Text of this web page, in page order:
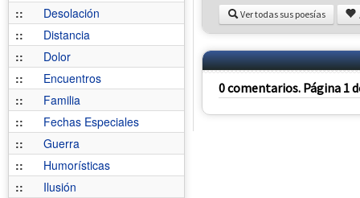
::
Desolación
::
Distancia
::
Dolor
::
Encuentros
::
Familia
::
Fechas Especiales
::
Guerra
::
Humorísticas
::
Ilusión
Ver todas sus poesías
0 comentarios. Página 1